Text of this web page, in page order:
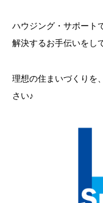
ハウジング・サポート
解決するお手伝いをし
理想の住まいづくりを
さい♪